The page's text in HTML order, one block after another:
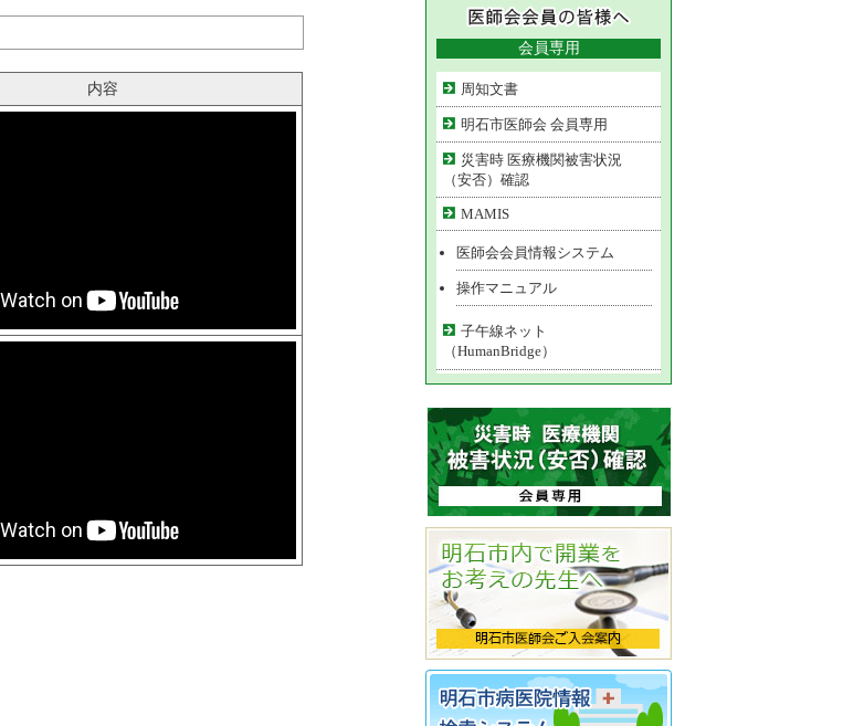
内容
会員専用
周知文書
明石市医師会 会員専用
災害時 医療機関被害状況
（安否）確認
MAMIS
医師会会員情報システム
操作マニュアル
子午線ネット
（HumanBridge）